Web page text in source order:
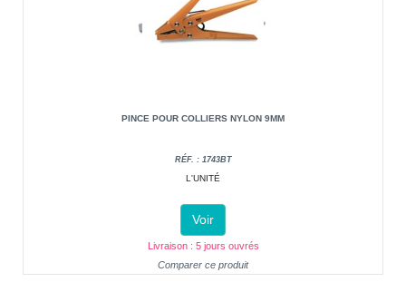
PINCE POUR COLLIERS NYLON 9MM
RÉF. : 1743BT
L'UNITÉ
Voir
Livraison : 5 jours ouvrés
Comparer ce produit